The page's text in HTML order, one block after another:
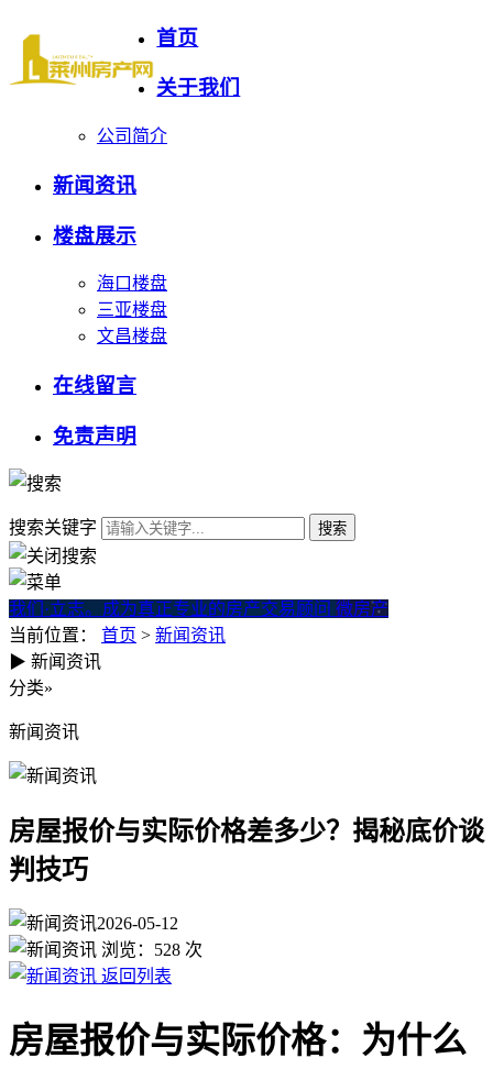
首页
关于我们
公司简介
新闻资讯
楼盘展示
海口楼盘
三亚楼盘
文昌楼盘
在线留言
免责声明
搜索关键字
我们·立志。成为真正专业的房产交易顾问 微房产
当前位置： 首页 > 新闻资讯
房屋报价与实际价格差多少？
▶ 新闻资讯
分类»
新闻资讯
房屋报价与实际价格差多少？揭秘底价谈
判技巧
2026-05-12
浏览： 528 次
返回列表
房屋报价与实际价格：为什么